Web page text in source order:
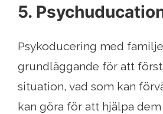
5.
Psykoducering med
grundläggande för att
situation, vad som kan
kan göra för att hjälpa